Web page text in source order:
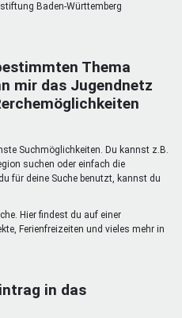
Baden-Württemberg
Thema
mir das Jugendnetz
Suchmöglichkeiten. Du kannst z.B.
suchen oder einfach die
für deine Suche benutzt, kannst du
Hier findest du auf einer
Ferienfreizeiten und vieles mehr in
in das